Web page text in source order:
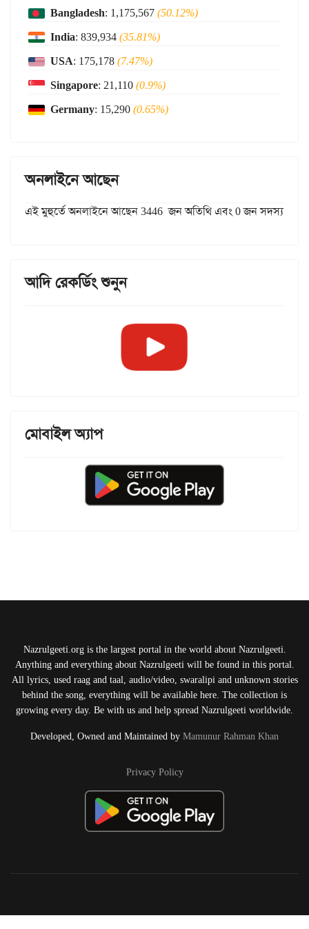
Bangladesh: 1,175,567(50.12%)
India: 839,934(35.81%)
USA: 175,178(7.47%)
Singapore: 21,110(0.9%)
Germany: 15,290(0.65%)
অনলাইনে আছেন
এই মুহুর্তে অনলাইনে আছেন 3446 জন অতিথি এবং 0 জন সদস্য
আদি রেকর্ডিং শুনুন
মোবাইল অ্যাপ
Nazrulgeeti.org is the largest portal in the world about Nazrulgeeti.
Anything and everything about Nazrulgeeti will be found in this portal.
All lyrics, used raag and taal, audio/video, swaralipi and unknown stories
behind the song, everything will be available here. The collection is
growing every day. Be with us and help spread Nazrulgeeti worldwide.
Developed, Owned and Maintained by Mamunur Rahman Khan
Privacy Policy